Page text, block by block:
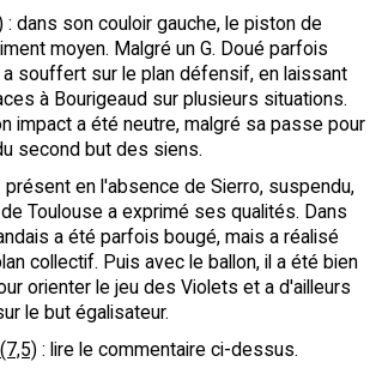
: dans son couloir gauche, le piston de
moyen. Malgré un G. Doué parfois
a souffert sur le plan défensif, en laissant
à Bourigeaud sur plusieurs situations.
impact a été neutre, malgré sa passe pour
second but des siens.
présent en l'absence de Sierro, suspendu,
Toulouse a exprimé ses qualités. Dans
a été parfois bougé, mais a réalisé
collectif. Puis avec le ballon, il a été bien
orienter le jeu des Violets et a d'ailleurs
le but égalisateur.
: lire le commentaire ci-dessus.